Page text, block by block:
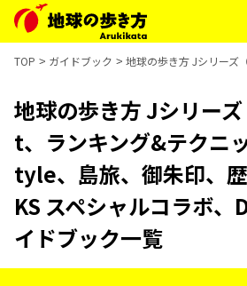
TOP ガイドブック 地球の歩き方 Jシリーズ
地球の歩き方 Jシリー
t、ランキング&テクニ
tyle、島旅、御朱印、
KS スペシャルコラボ
イドブック一覧